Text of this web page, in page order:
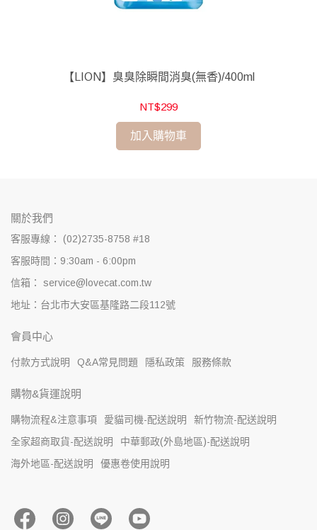
【LION】臭臭除瞬間消臭(無香)/400ml
NT$299
加入購物車
關於我們
客服專線： (02)2735-8758 #18
客服時間：9:30am - 6:00pm
信箱： service@lovecat.com.tw
地址：台北市大安區基隆路二段112號
會員中心
付款方式說明 Q&A常見問題 隱私政策 服務條款
購物&貨運說明
購物流程&注意事項 愛貓司機-配送說明
新竹物流-配送說明
全家超商取貨-配送說明
中華郵政(外島地區)-配送說明
海外地區-配送說明
優惠卷使用說明